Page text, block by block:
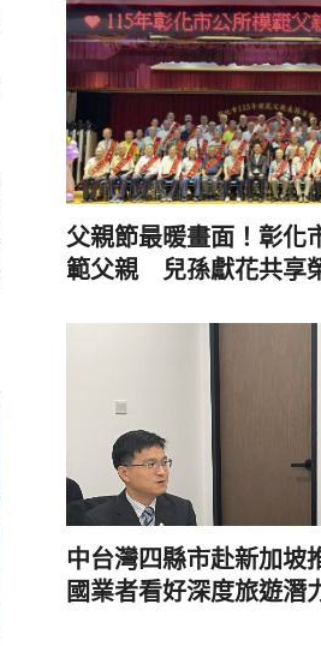
父親節最暖畫面！彰化
範父親 兒孫獻花共享
中台灣四縣市赴新加
國業者看好深度旅遊潛